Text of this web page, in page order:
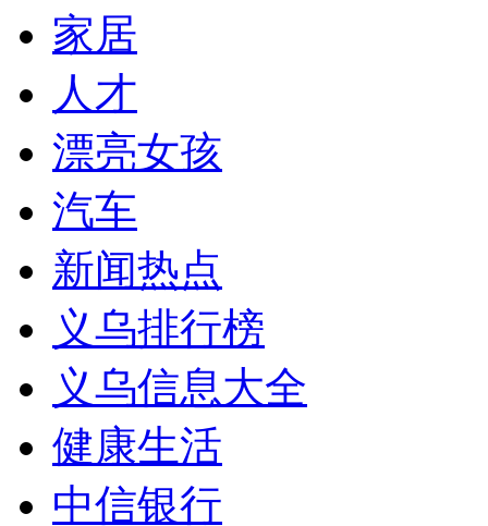
家居
人才
漂亮女孩
汽车
新闻热点
义乌排行榜
义乌信息大全
健康生活
中信银行